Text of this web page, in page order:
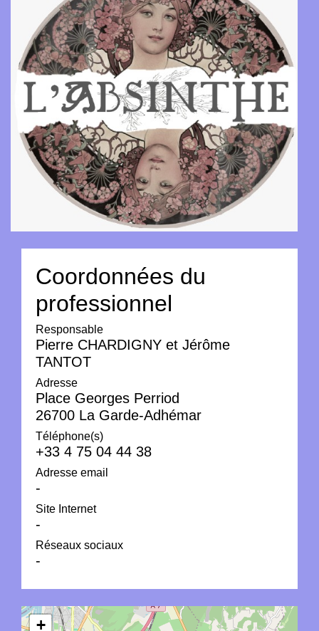
Coordonnées du
professionnel
Responsable
Pierre CHARDIGNY et Jérôme
TANTOT
Adresse
Place Georges Perriod
26700 La Garde-Adhémar
Téléphone(s)
+33 4 75 04 44 38
Adresse email
-
Site Internet
-
Réseaux sociaux
-
+